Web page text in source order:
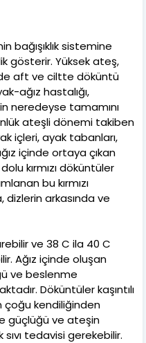
bağışıklık sistemine
gösterir. Yüksek ateş,
aft ve ciltte döküntü
ağız hastalığı,
neredeyse tamamını
ateşli dönemi takiben
içleri, ayak tabanları,
içinde ortaya çıkan
dolu kırmızı döküntüler
bu kırmızı
dizlerin arkasında ve
ve 38 C ila 40 C
Ağız içinde oluşan
ve beslenme
Döküntüler kaşıntılı
çoğu kendiliğinden
güçlüğü ve ateşin
tedavisi gerekebilir.